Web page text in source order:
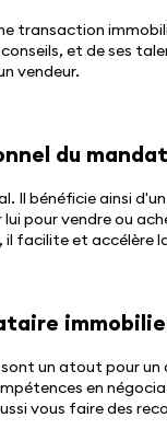
transaction
et de ses
vendeur.
du
Il bénéficie ainsi
pour vendre ou
facilite et accélère
sont un atout pour un
en
vous faire des